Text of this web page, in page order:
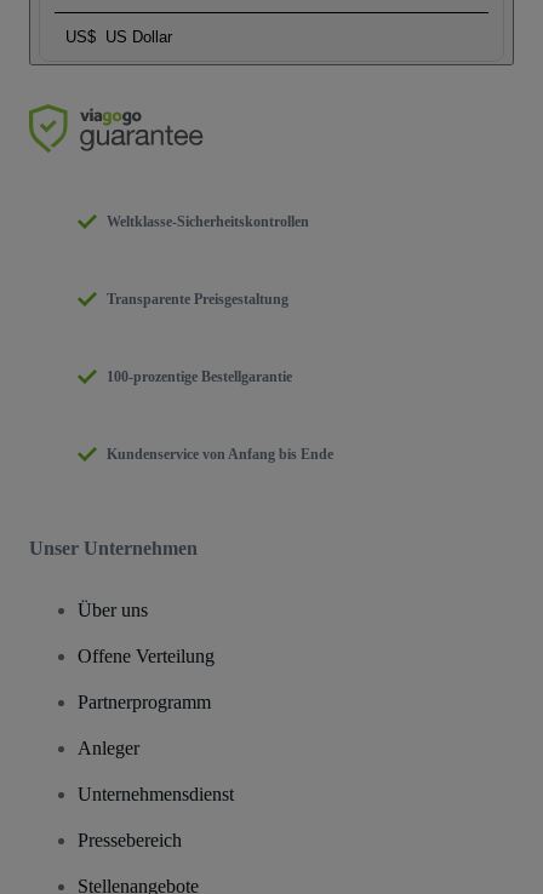
US$ US Dollar
Weltklasse-Sicherheitskontrollen
Transparente Preisgestaltung
100-prozentige Bestellgarantie
Kundenservice von Anfang bis Ende
Unser Unternehmen
Über uns
Offene Verteilung
Partnerprogramm
Anleger
Unternehmensdienst
Pressebereich
Stellenangebote